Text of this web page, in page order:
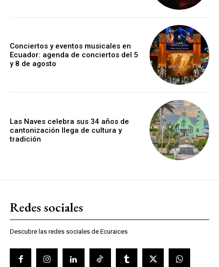
Conciertos y eventos musicales en
Ecuador: agenda de conciertos del 5
y 8 de agosto
Las Naves celebra sus 34 años de
cantonización llega de cultura y
tradición
Redes sociales
Descubre las redes sociales de Ecuraices